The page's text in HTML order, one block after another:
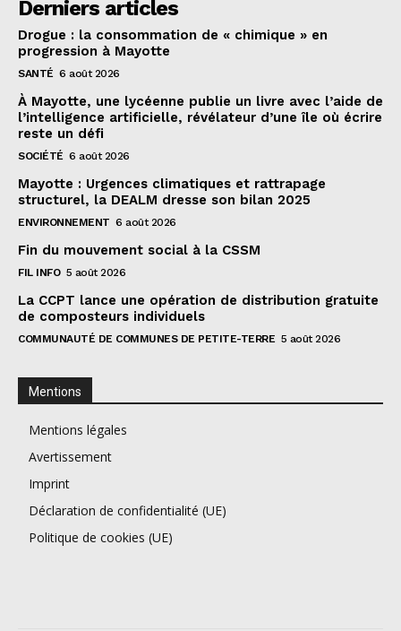
Derniers articles
Drogue : la consommation de « chimique » en
progression à Mayotte
SANTÉ 6 août 2026
À Mayotte, une lycéenne publie un livre avec l’aide de
l’intelligence artificielle, révélateur d’une île où écrire
reste un défi
SOCIÉTÉ 6 août 2026
Mayotte : Urgences climatiques et rattrapage
structurel, la DEALM dresse son bilan 2025
ENVIRONNEMENT 6 août 2026
Fin du mouvement social à la CSSM
FIL INFO 5 août 2026
La CCPT lance une opération de distribution gratuite
de composteurs individuels
COMMUNAUTÉ DE COMMUNES DE PETITE-TERRE 5 août 2026
Mentions
Mentions légales
Avertissement
Imprint
Déclaration de confidentialité (UE)
Politique de cookies (UE)